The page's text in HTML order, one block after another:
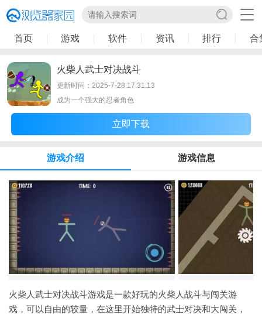
首页 游戏 软件 资讯 排行 合
火柴人武士对决战斗
更新时间：2025-7-28 17:31:13
成为一个强大的忍者角色
立即下载
游戏介绍 游戏信息
火柴人武士对决战斗游戏是一款好玩的火柴人战斗与闯关游
戏，可以自由的较量，在这里开始独特的武士对决和大闯关，